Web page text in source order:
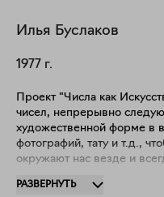
Илья Буслаков
1977 г.
Проект "Числа как
чисел, непрерывно
художественной форме в
фотографий, тату и т.д.,
окружают нас везде и
создано около 800 работ.
РАЗВЕРНУТЬ